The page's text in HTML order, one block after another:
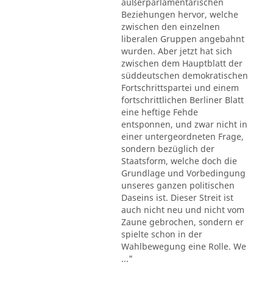
Beziehungen hervor, welche
zwischen den einzelnen
liberalen Gruppen angebahnt
wurden. Aber jetzt hat sich
zwischen dem Hauptblatt der
süddeutschen demokratischen
Fortschrittspartei und einem
fortschrittlichen Berliner Blatt
eine heftige Fehde
entsponnen, und zwar nicht in
einer untergeordneten Frage,
sondern bezüglich der
Staatsform, welche doch die
Grundlage und Vorbedingung
unseres ganzen politischen
Daseins ist. Dieser Streit ist
auch nicht neu und nicht vom
Zaune gebrochen, sondern er
spielte schon in der
Wahlbewegung eine Rolle. We
..."